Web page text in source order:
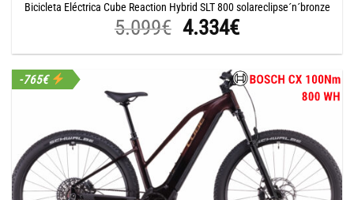
Bicicleta Eléctrica Cube Reaction Hybrid SLT 800 solareclipse´n´bronze
5.099€ El
precio
original
5.099€.
4.334€El
precio
actual
es:
4.334€.
-765€